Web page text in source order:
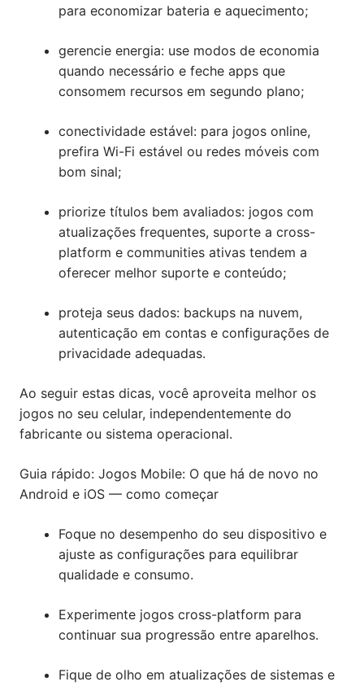
para economizar bateria e aquecimento;
gerencie energia: use modos de economia
quando necessário e feche apps que
consomem recursos em segundo plano;
conectividade estável: para jogos online,
prefira Wi-Fi estável ou redes móveis com
bom sinal;
priorize títulos bem avaliados: jogos com
atualizações frequentes, suporte a cross-
platform e communities ativas tendem a
oferecer melhor suporte e conteúdo;
proteja seus dados: backups na nuvem,
autenticação em contas e configurações de
privacidade adequadas.
Ao seguir estas dicas, você aproveita melhor os
jogos no seu celular, independentemente do
fabricante ou sistema operacional.
Guia rápido: Jogos Mobile: O que há de novo no
Android e iOS — como começar
Foque no desempenho do seu dispositivo e
ajuste as configurações para equilibrar
qualidade e consumo.
Experimente jogos cross-platform para
continuar sua progressão entre aparelhos.
Fique de olho em atualizações de sistemas e